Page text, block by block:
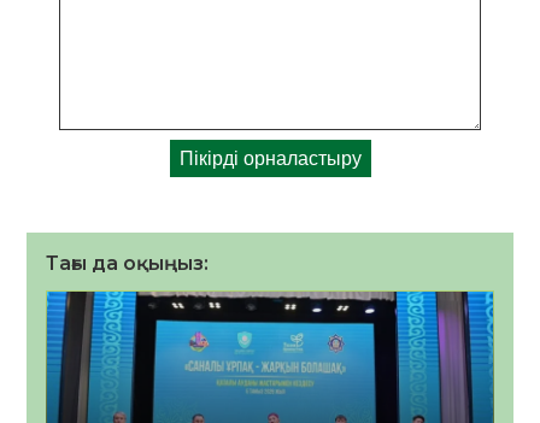
Тағы да оқыңыз: